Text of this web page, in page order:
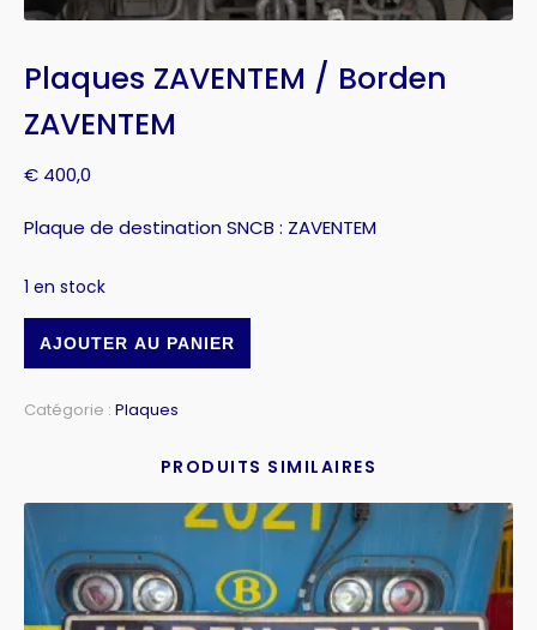
Plaques ZAVENTEM / Borden
ZAVENTEM
€ 400,0
Plaque de destination SNCB : ZAVENTEM
1 en stock
AJOUTER AU PANIER
Catégorie : Plaques
PRODUITS SIMILAIRES